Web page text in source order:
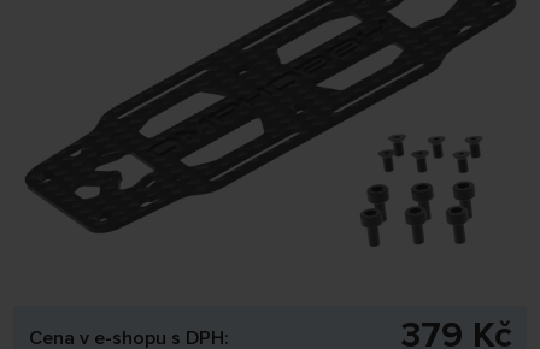
Cena v e-shopu s DPH: 379 Kč